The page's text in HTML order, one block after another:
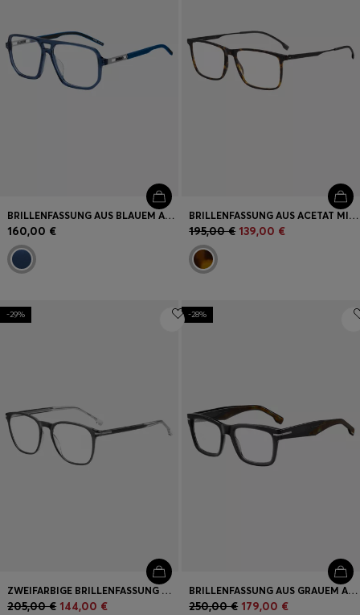
BRILLENFASSUNG AUS BLAUEM ACETAT MIT AUSGESTANZTEM LOGO
160,00 €
BRILLENFASSUNG AUS ACETAT MIT HAVANNA-MUSTER UND SCHWARZEN BÜGELN AUS EDELSTAHL
195,00 € 139,00 €
-29%
ZWEIFARBIGE BRILLENFASSUNG MIT CHARAKTERISTISCHEN METALLDETAILS
205,00 € 144,00 €
-28%
BRILLENFASSUNG AUS GRAUEM ACETAT MIT GEMUSTERTEN BÜGELENDEN
250,00 € 179,00 €